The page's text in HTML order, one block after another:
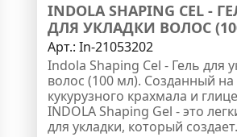
INDOLA SHAPING CEL -
ДЛЯ УКЛАДКИ ВОЛОС
Арт.:In-21053202
Indola Shaping Cel - Гель для
волос (100 мл). Созданный
кукурузного крахмала и
INDOLA Shaping Gel - это
для укладки, который